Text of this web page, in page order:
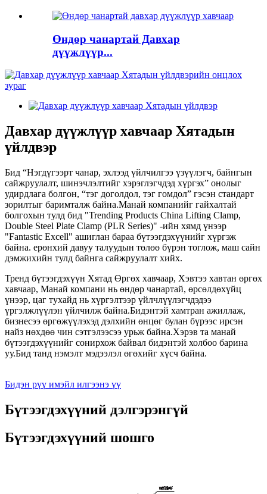
Өндөр чанартай Давхар
дүүжлүүр...
Давхар дүүжлүүр хавчаар Хятадын
үйлдвэр
Бид “Нэгдүгээрт чанар, эхлээд үйлчилгээ үзүүлэгч, байнгын
сайжруулалт, шинэчлэлтийг хэрэглэгчдэд хүргэх” онолыг
удирдлага болгон, “тэг доголдол, тэг гомдол” гэсэн стандарт
зорилтыг баримталж байна.Манай компанийг гайхалтай
болгохын тулд бид "Trending Products China Lifting Clamp,
Double Steel Plate Clamp (PLR Series)" -ийн хямд үнээр
"Fantastic Excell" ашиглан бараа бүтээгдэхүүнийг хүргэж
байна. ерөнхий давуу талуудын төлөө бүрэн тоглож, маш сайн
дэмжихийн тулд байнга сайжруулалт хийх.
Тренд бүтээгдэхүүн Хятад Өргөх хавчаар, Хэвтээ хавтан өргөх
хавчаар, Манай компани нь өндөр чанартай, өрсөлдөхүйц
үнээр, цаг тухайд нь хүргэлтээр үйлчлүүлэгчдэдээ
үргэлжлүүлэн үйлчилж байна.Бидэнтэй хамтран ажиллаж,
бизнесээ өргөжүүлэхэд дэлхийн өнцөг булан бүрээс ирсэн
найз нөхдөө чин сэтгэлээсээ урьж байна.Хэрэв та манай
бүтээгдэхүүнийг сонирхож байвал бидэнтэй холбоо барина
уу.Бид танд нэмэлт мэдээлэл өгөхийг хүсч байна.
Бидэн рүү имэйл илгээнэ үү
Бүтээгдэхүүний дэлгэрэнгүй
Бүтээгдэхүүний шошго